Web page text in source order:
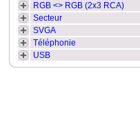
RGB <> RGB (2x3 RCA)
Secteur
SVGA
Téléphonie
USB